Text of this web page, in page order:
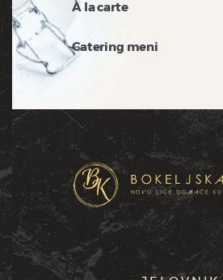
À la carte
Catering meni